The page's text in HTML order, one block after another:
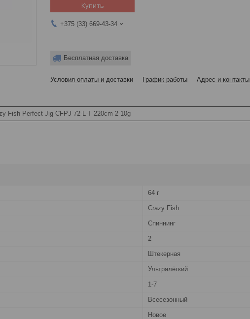
Купить
+375 (33) 669-43-34
Бесплатная доставка
Условия оплаты и доставки График работы Адрес и контакты
Fish Perfect Jig CFPJ-72-L-T 220cm 2-10g
64 г
Crazy Fish
Спиннинг
2
Штекерная
Ультралёгкий
1-7
Всесезонный
Новое